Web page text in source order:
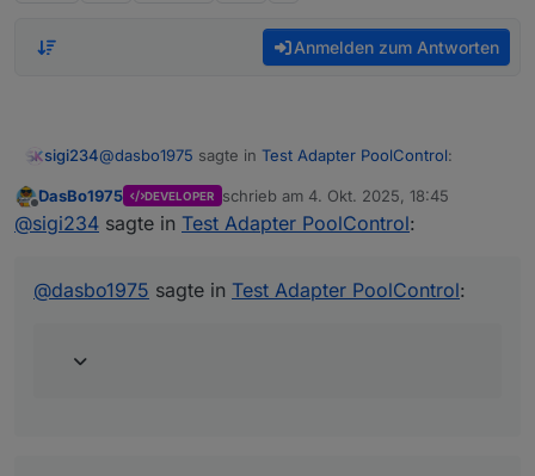
Anmelden zum Antworten
sigi234@dasbo1975 sagte in Test Adapter PoolControl:
ioBroker.poolcontrol – Version 0.1.1 veröffentlicht
✔️ Behebt eine mögliche Endlosschleife in der
Pumpensteuerung (pump_switch ↔ deviceId).
Offline
DasBo1975 DEVELOPER schrieb am 4. Okt. 2025, 18:45
zuletzt editiert von
@sigi234 sagte in Test Adapter PoolControl:
@dasbo1975 sagte in Test Adapter PoolControl: